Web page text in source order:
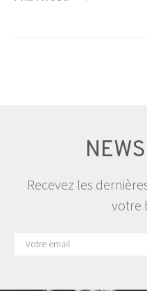
Recevez les
votre